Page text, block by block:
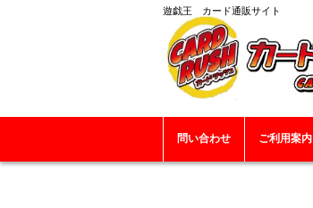
遊戯王 カード通販サイト
問い合わせ ご利用案内